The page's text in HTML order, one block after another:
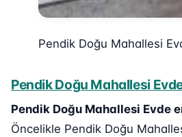
Pendik Doğu Mahallesi
Pendik Doğu Mahallesi
Pendik Doğu Mahallesi Evde
Öncelikle Pendik Doğu